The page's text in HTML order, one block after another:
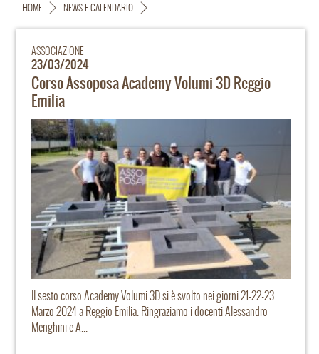
HOME NEWS E CALENDARIO
ASSOCIAZIONE
23/03/2024
Corso Assoposa Academy Volumi 3D Reggio
Emilia
Il sesto corso Academy Volumi 3D si è svolto nei giorni 21-22-23
Marzo 2024 a Reggio Emilia. Ringraziamo i docenti Alessandro
Menghini e A...